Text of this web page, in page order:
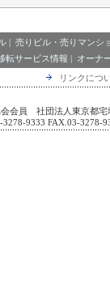
| 売りビル・売りマンシ
転サービス情報 | オーナ
リンクにつ
会員 社団法人東京都宅
9333 FAX.03-3278-